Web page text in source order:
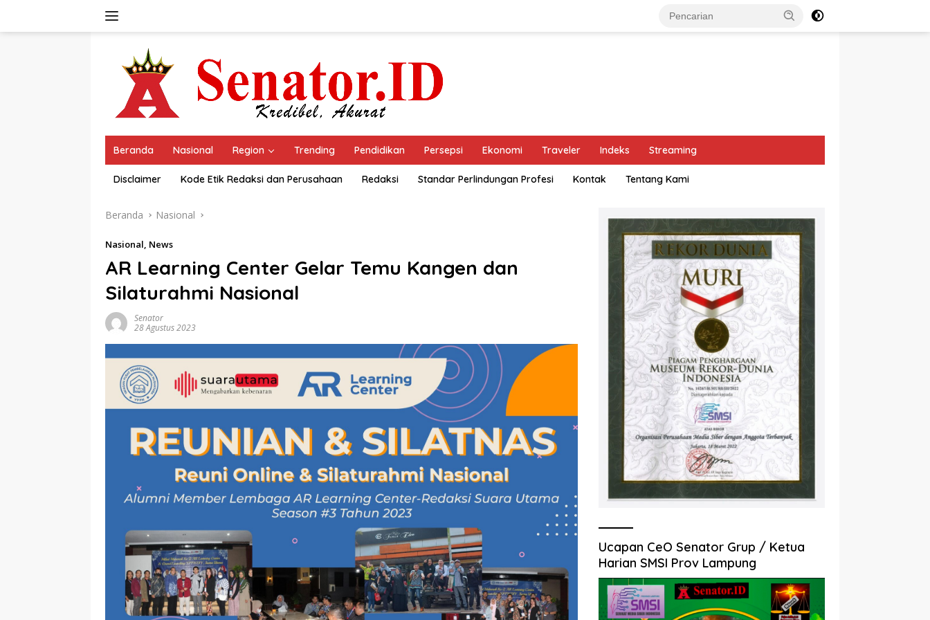
Beranda Nasional Region Trending Pendidikan Persepsi Ekonomi Traveler Indeks Streaming
Disclaimer Kode Etik Redaksi dan Perusahaan Redaksi Standar Perlindungan Profesi Kontak Tentang Kami
Beranda Nasional
Nasional, News
AR Learning Center Gelar Temu Kangen dan
Silaturahmi Nasional
Senator
28 Agustus 2023
Ucapan CeO Senator Grup / Ketua
Harian SMSI Prov Lampung